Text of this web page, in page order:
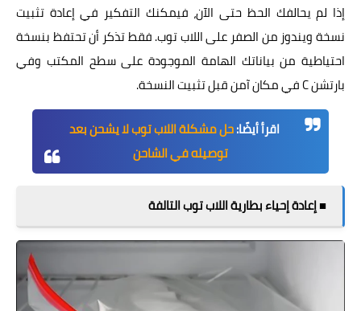
إذا لم يحالفك الحظ حتى الآن، فيمكنك التفكير في إعادة تثبيت
نسخة ويندوز من الصفر على اللاب توب. فقط تذكر أن تحتفظ بنسخة
احتياطية من بياناتك الهامة الموجودة على سطح المكتب وفي
بارتشن C في مكان آمن قبل تثبيت النسخة.
اقرأ أيضًا:حل مشكلة اللاب توب لا يشحن بعد
توصيله في الشاحن
■ إعادة إحياء بطارية اللاب توب التالفة